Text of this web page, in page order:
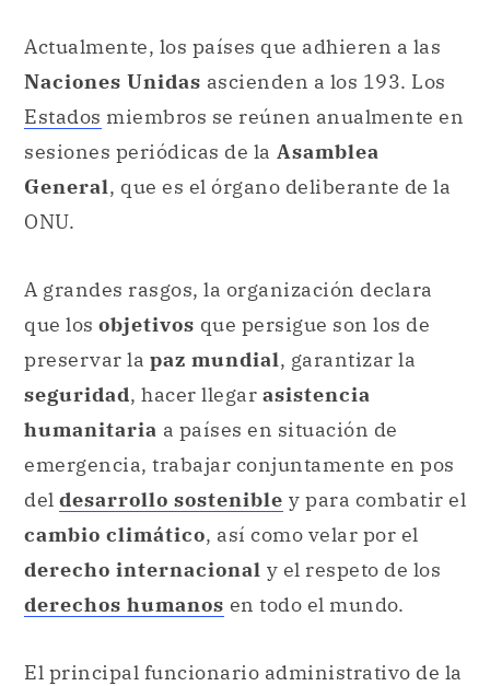
Actualmente, los países que adhieren a las
Naciones Unidas ascienden a los 193. Los
Estados miembros se reúnen anualmente en
sesiones periódicas de la Asamblea
General, que es el órgano deliberante de la
ONU.
A grandes rasgos, la organización declara
que los objetivos que persigue son los de
preservar la paz mundial, garantizar la
seguridad, hacer llegar asistencia
humanitaria a países en situación de
emergencia, trabajar conjuntamente en pos
del desarrollo sostenible y para combatir el
cambio climático, así como velar por el
derecho internacional y el respeto de los
derechos humanos en todo el mundo.
El principal funcionario administrativo de la